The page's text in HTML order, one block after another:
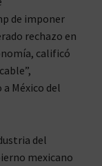
de imponer
rechazo en
calificó
México del
del
mexicano